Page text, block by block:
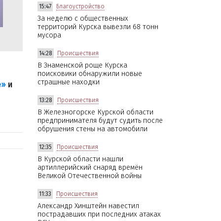
и
15:47 Благоустройство
За неделю с общественных
территорий Курска вывезли 68 тонн
мусора
14:28 Происшествия
В Знаменской роще Курска
поисковики обнаружили новые
страшные находки
13:28 Происшествия
В Железногорске Курской области
предпринимателя будут судить после
обрушения стены на автомобили
12:35 Происшествия
В Курской области нашли
артиллерийский снаряд времён
Великой Отечественной войны
11:33 Происшествия
Александр Хинштейн навестил
пострадавших при последних атаках